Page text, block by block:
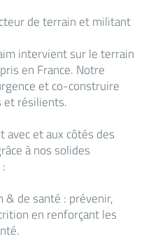
de terrain et militant
intervient sur le terrain
en France. Notre
et co-construire
et résilients.
et aux côtés des
à nos solides
de santé : prévenir,
en renforçant les